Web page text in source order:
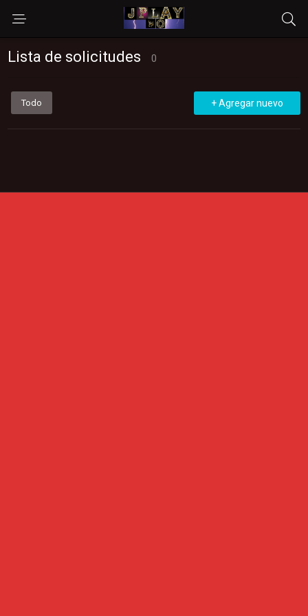
Lista de solicitudes 0
+ Agregar nuevo
Todo